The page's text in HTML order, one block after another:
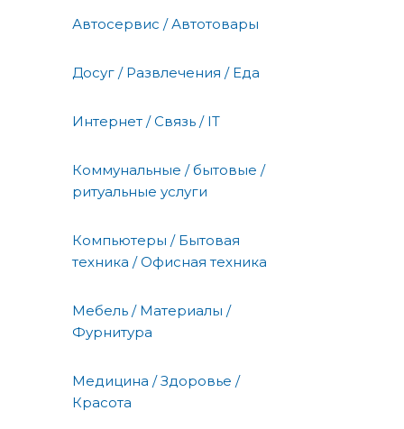
Автосервис / Автотовары
Досуг / Развлечения / Еда
Интернет / Связь / IT
Коммунальные / бытовые /
ритуальные услуги
Компьютеры / Бытовая
техника / Офисная техника
Мебель / Материалы /
Фурнитура
Медицина / Здоровье /
Красота